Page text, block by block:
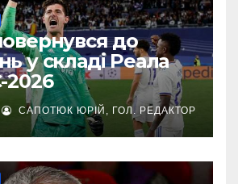
до
у складі Реала
2026
САПОТЮК ЮРІЙ, ГОЛ. РЕДАКТОР